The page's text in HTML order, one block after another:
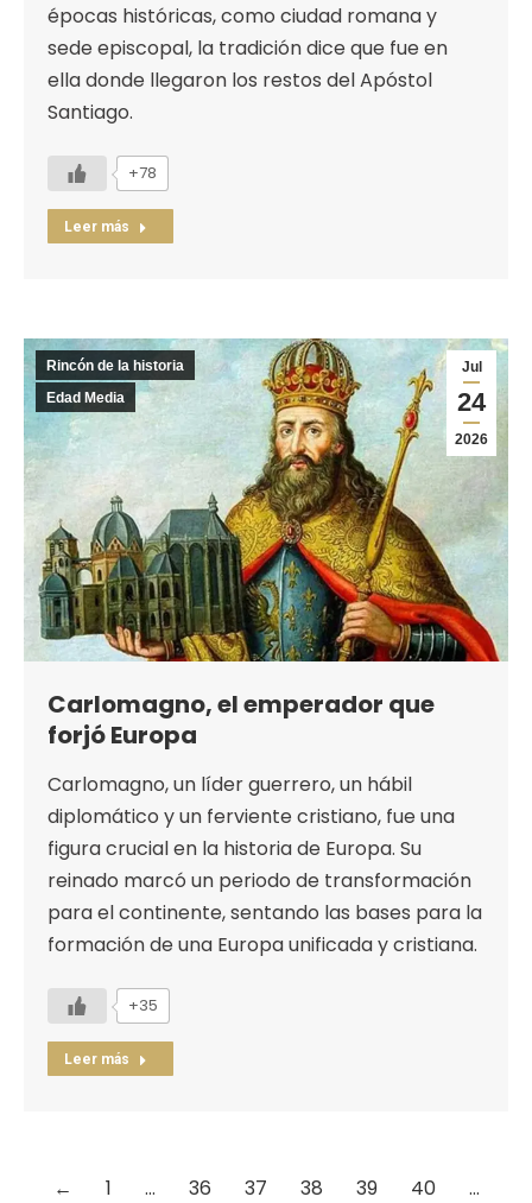
épocas históricas, como ciudad romana y
sede episcopal, la tradición dice que fue en
ella donde llegaron los restos del Apóstol
Santiago.
+78
Leer más
Jul
24
2026
Rincón de la historia
Edad Media
Carlomagno, el emperador que
forjó Europa
Carlomagno, un líder guerrero, un hábil
diplomático y un ferviente cristiano, fue una
figura crucial en la historia de Europa. Su
reinado marcó un periodo de transformación
para el continente, sentando las bases para la
formación de una Europa unificada y cristiana.
+35
Leer más
← 1 … 36 37 38 39 40 …